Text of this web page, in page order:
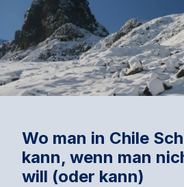
Wo man in Chile
kann, wenn man
will (oder kann)